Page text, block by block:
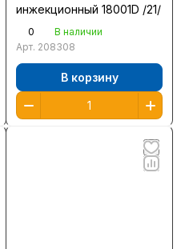
инжекционный 18001D /21/
0
В наличии
Арт. 208308
В корзину